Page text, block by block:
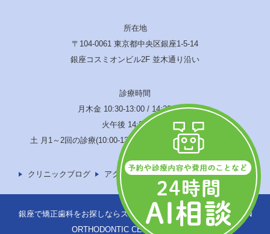
所在地
〒104-0061 東京都中央区銀座1-5-14
銀座コスミオンビル2F 並木通り沿い
診療時間
月木金 10:30-13:00 / 14:30-19:00
火午後 14:30-17:00
土 月1～2回の診療(10:00-13:00 / 14:00-17:00) 水･日･祝休診
クリニックブログ アクセス サイトマップ
銀座で矯正歯科をお探しならスウェーデン矯正歯科へ © SWEDEN
ORTHODONTIC CENTER -TOKYO-